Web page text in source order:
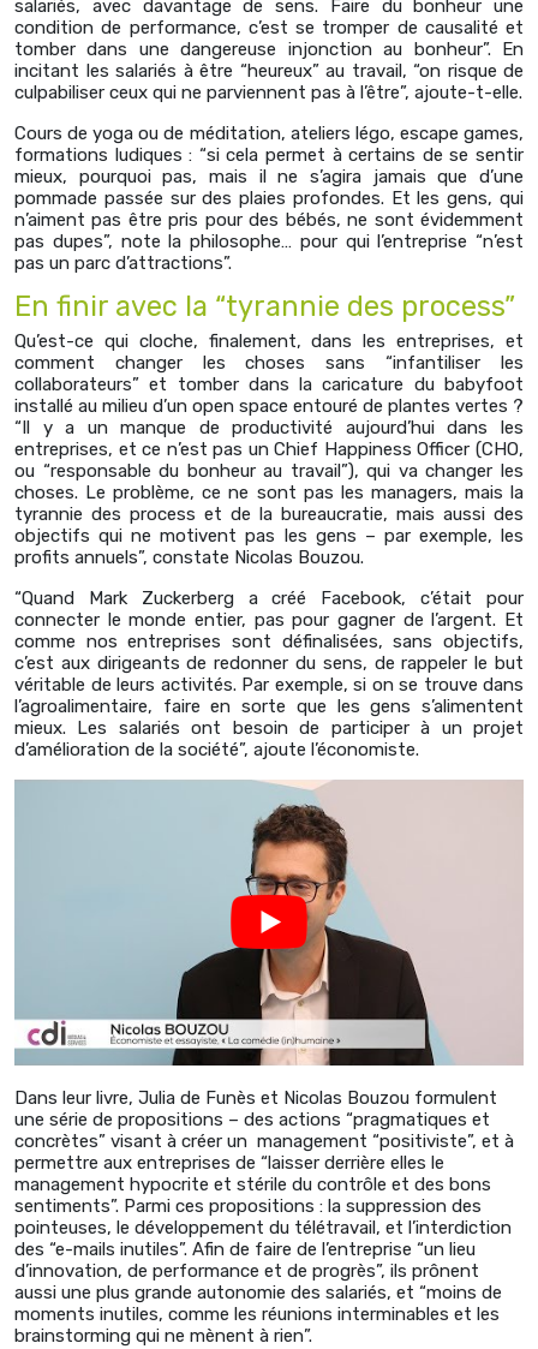
salariés, avec davantage de sens. Faire du bonheur une
condition de performance, c’est se tromper de causalité et
tomber dans une dangereuse injonction au bonheur”. En
incitant les salariés à être “heureux” au travail, “on risque de
culpabiliser ceux qui ne parviennent pas à l’être”, ajoute-t-elle.
Cours de yoga ou de méditation, ateliers légo, escape games,
formations ludiques : “si cela permet à certains de se sentir
mieux, pourquoi pas, mais il ne s’agira jamais que d’une
pommade passée sur des plaies profondes. Et les gens, qui
n’aiment pas être pris pour des bébés, ne sont évidemment
pas dupes”, note la philosophe… pour qui l’entreprise “n’est
pas un parc d’attractions”.
En finir avec la “tyrannie des process”
Qu’est-ce qui cloche, finalement, dans les entreprises, et
comment changer les choses sans “infantiliser les
collaborateurs” et tomber dans la caricature du babyfoot
installé au milieu d’un open space entouré de plantes vertes ?
“Il y a un manque de productivité aujourd’hui dans les
entreprises, et ce n’est pas un Chief Happiness Officer (CHO,
ou “responsable du bonheur au travail”), qui va changer les
choses. Le problème, ce ne sont pas les managers, mais la
tyrannie des process et de la bureaucratie, mais aussi des
objectifs qui ne motivent pas les gens – par exemple, les
profits annuels”, constate Nicolas Bouzou.
“Quand Mark Zuckerberg a créé Facebook, c’était pour
connecter le monde entier, pas pour gagner de l’argent. Et
comme nos entreprises sont définalisées, sans objectifs,
c’est aux dirigeants de redonner du sens, de rappeler le but
véritable de leurs activités. Par exemple, si on se trouve dans
l’agroalimentaire, faire en sorte que les gens s’alimentent
mieux. Les salariés ont besoin de participer à un projet
d’amélioration de la société”, ajoute l’économiste.
Dans leur livre, Julia de Funès et Nicolas Bouzou formulent
une série de propositions – des actions “pragmatiques et
concrètes” visant à créer un management “positiviste”, et à
permettre aux entreprises de “laisser derrière elles le
management hypocrite et stérile du contrôle et des bons
sentiments”. Parmi ces propositions : la suppression des
pointeuses, le développement du télétravail, et l’interdiction
des “e-mails inutiles”. Afin de faire de l’entreprise “un lieu
d’innovation, de performance et de progrès”, ils prônent
aussi une plus grande autonomie des salariés, et “moins de
moments inutiles, comme les réunions interminables et les
brainstorming qui ne mènent à rien”.